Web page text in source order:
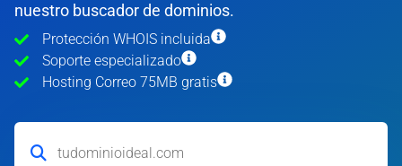
nuestro buscador de dominios.
Protección WHOIS incluida
Soporte especializado
Hosting Correo 75MB gratis